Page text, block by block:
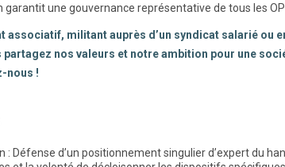
garantit une gouvernance représentative de tous les
associatif, militant auprès d’un syndicat salarié ou
partagez nos valeurs et notre ambition pour une
nous !
: Défense d’un positionnement singulier d’expert du